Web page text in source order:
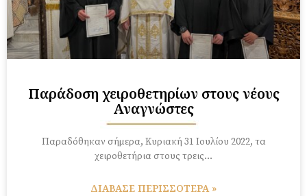
Παράδοση χειροθετηρίων στους νέους
Αναγνώστες
Παραδόθηκαν σήμερα, Κυριακή 31 Ιουλίου 2022, τα
χειροθετήρια στους τρεις…
ΔΙΑΒΑΣΕ ΠΕΡΙΣΣΟΤΕΡΑ »